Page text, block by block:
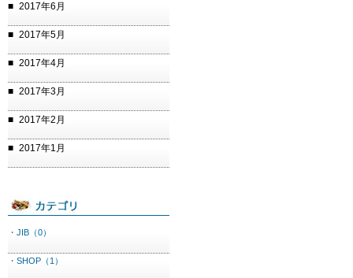
2017年6月
2017年5月
2017年4月
2017年3月
2017年2月
2017年1月
・JIB（0）
・SHOP（1）